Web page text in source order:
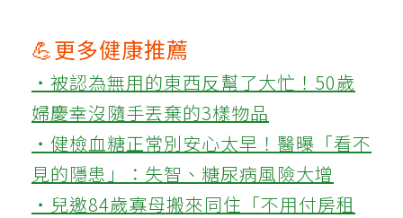
💪更多健康推薦
‧被認為無用的東西反幫了大忙！50歲
婦慶幸沒隨手丟棄的3樣物品
‧健檢血糖正常別安心太早！醫曝「看不
見的隱患」：失智、糖尿病風險大增
‧兒邀84歲寡母搬來同住「不用付房租